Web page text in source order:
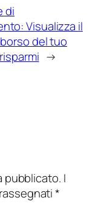
di
Visualizza il
del tuo
→
pubblicato. I
*